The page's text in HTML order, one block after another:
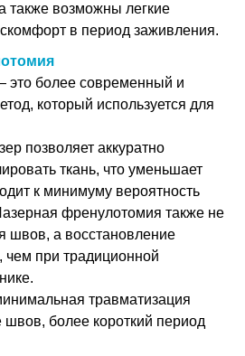
также возможны легкие
в период заживления.
это более современный и
который используется для
позволяет аккуратно
ткань, что уменьшает
к минимуму вероятность
френулотомия также не
швов, а восстановление
чем при традиционной
травматизация
швов, более короткий период